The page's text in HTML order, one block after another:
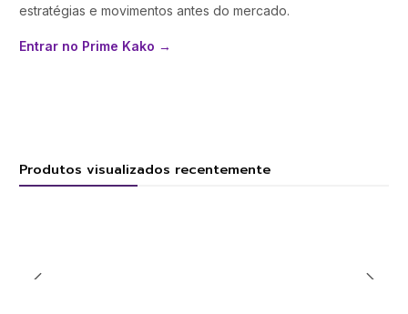
estratégias e movimentos antes do mercado.
Entrar no Prime Kako →
Produtos visualizados recentemente